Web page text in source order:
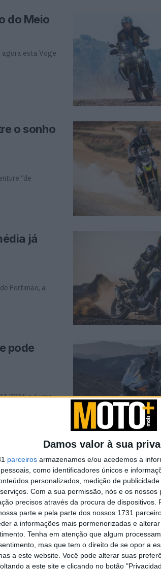
Damos valor à sua
parceiros armazenamos e/ou acedemos a
como identificadores únicos e
personalizados, medição de
Com a sua permissão, nós e os
precisos através da procura de dispositivos.
parte e pela parte dos nossos 1731
a informações mais pormenorizadas e
Tenha em atenção que algum
mas que tem o direito de se opor a
a este website. Você pode alterar suas
a este site e clicando no botão
do Meio
agora esta Voge
o sonho
“de
já
Portimão, a
pode
703 F e é uma
QJMotor
chegar à